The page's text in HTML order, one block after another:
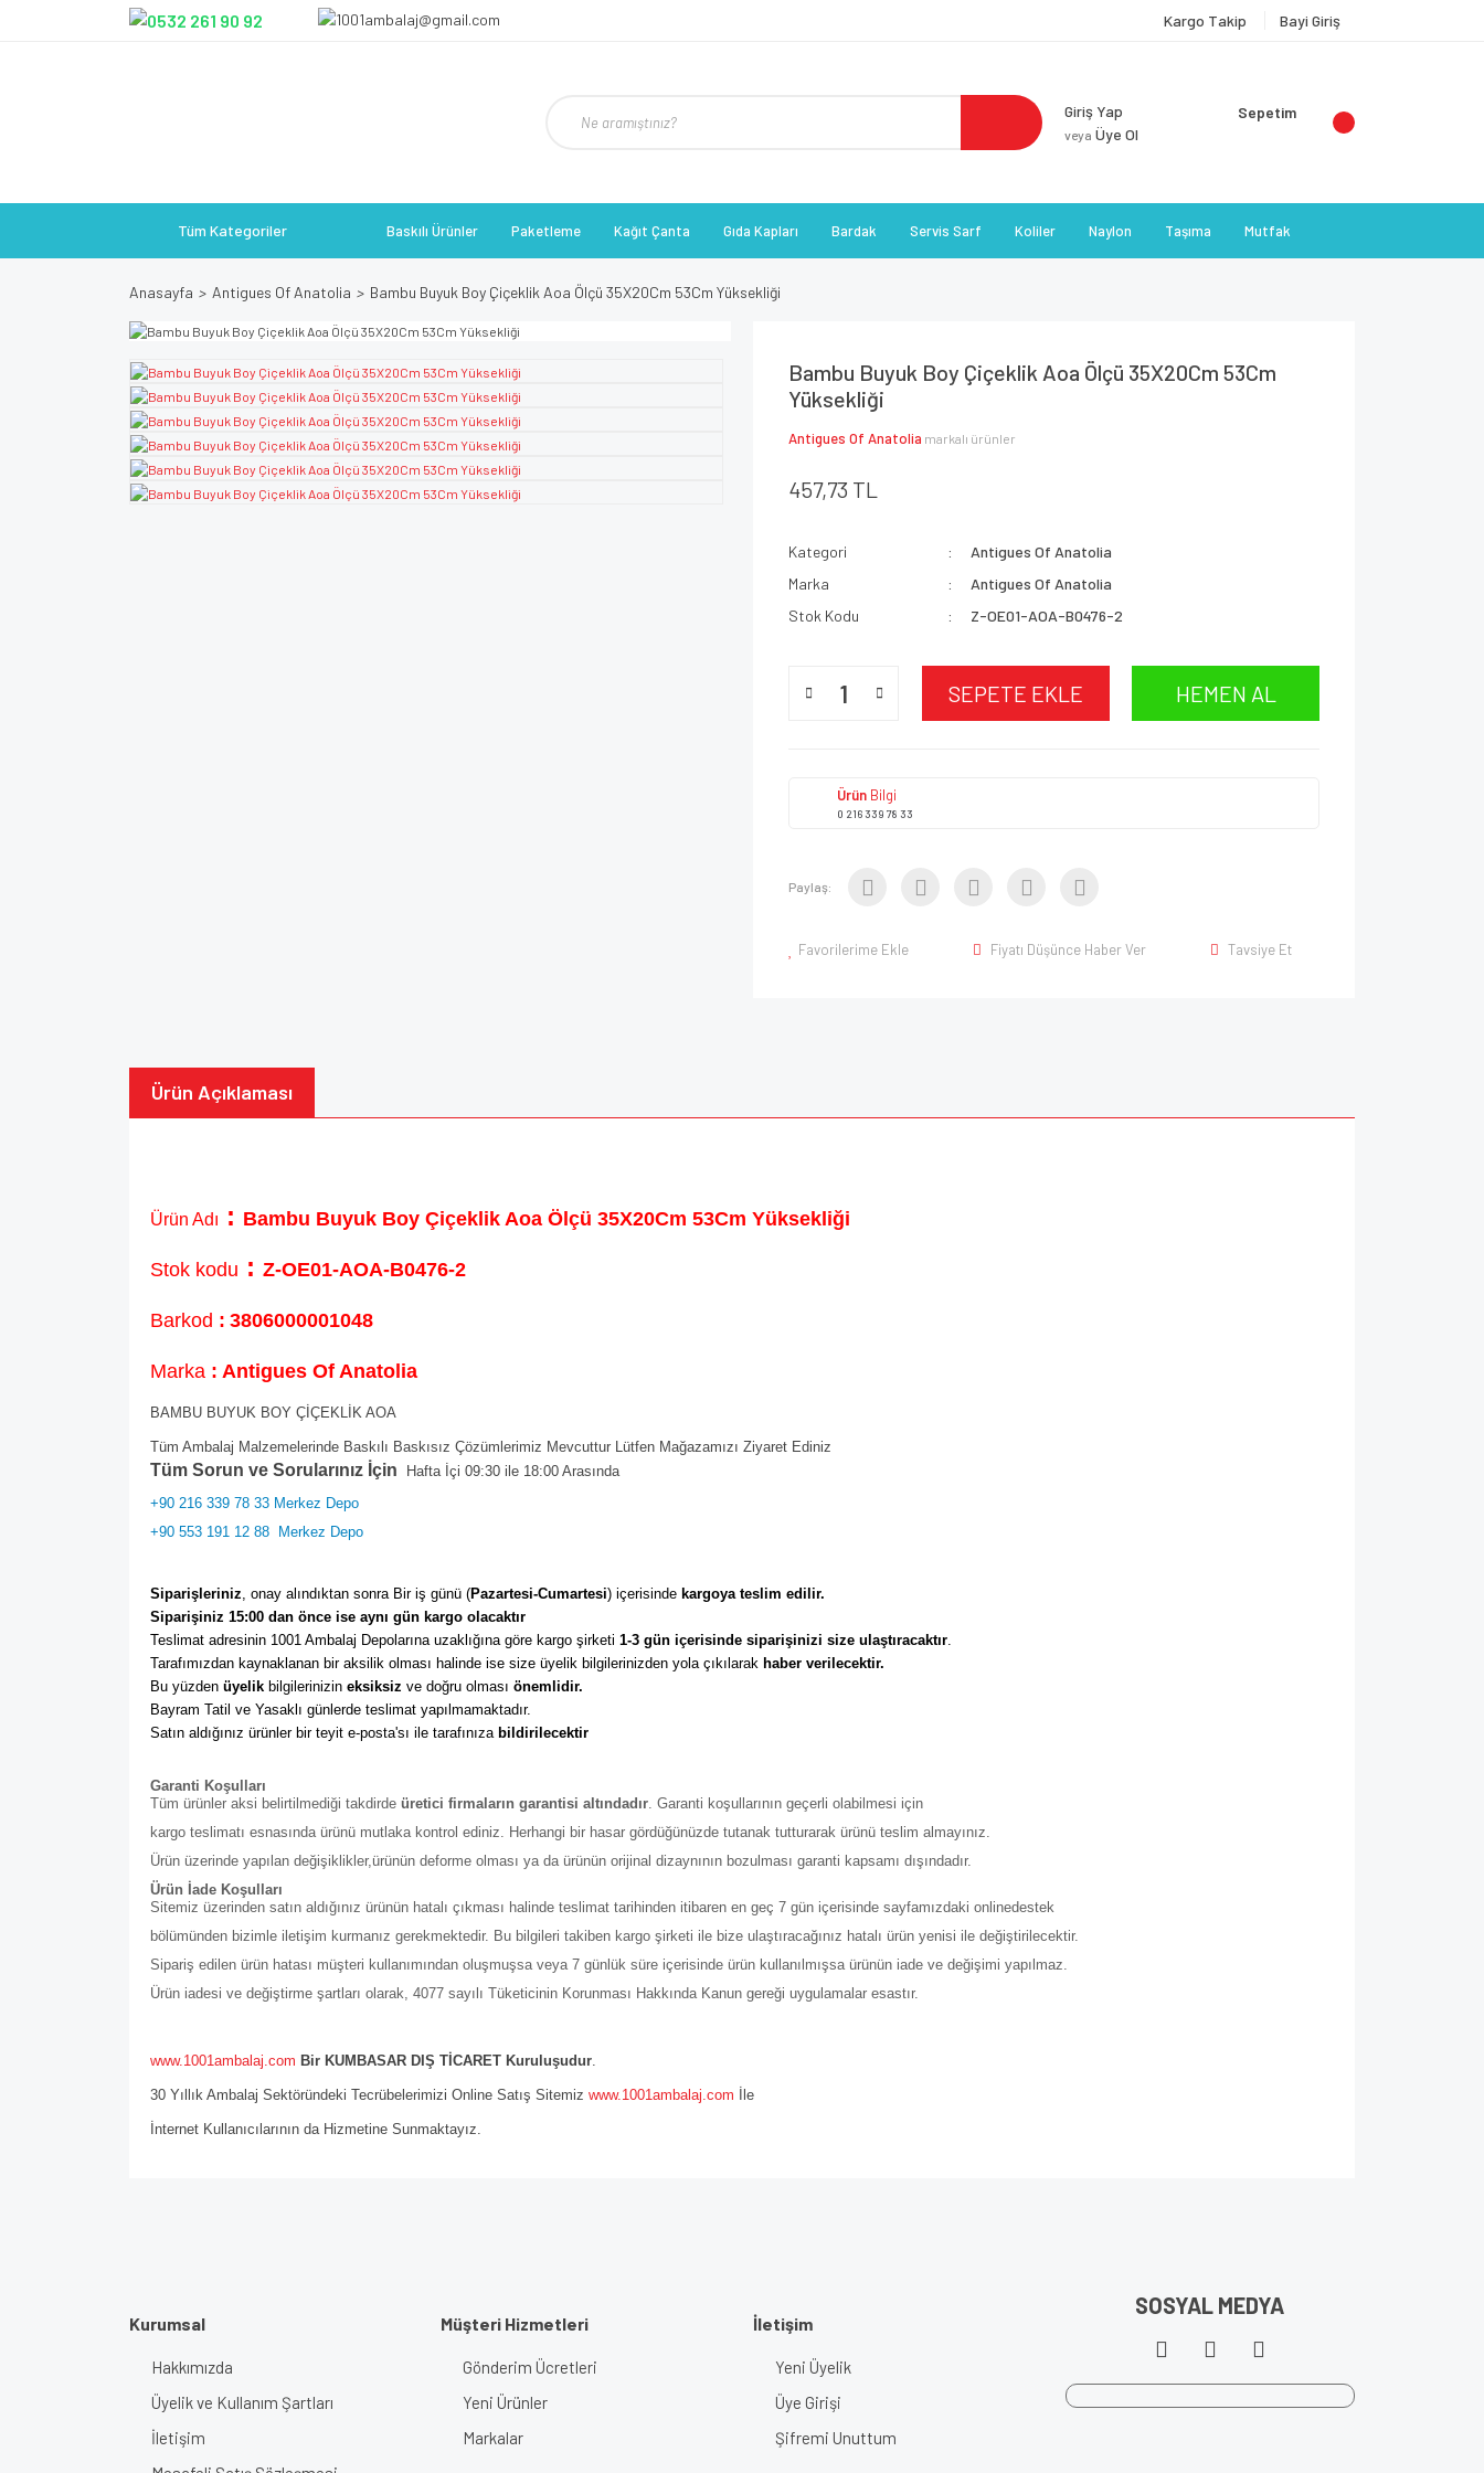
Kargo Takip Bayi Giriş
Giriş Yap
veya Üye Ol
Sepetim
Tüm Kategoriler Baskılı Ürünler Paketleme Kağıt Çanta Gıda Kapları Bardak Servis Sarf Koliler Naylon Taşıma Mutfak
Anasayfa Antigues Of Anatolia Bambu Buyuk Boy Çiçeklik Aoa Ölçü 35X20Cm 53Cm Yüksekliği
Bambu Buyuk Boy Çiçeklik Aoa Ölçü 35X20Cm 53Cm
Yüksekliği
Antigues Of Anatolia markalı ürünler
457,73 TL
Kategori
Antigues Of Anatolia
Marka
Antigues Of Anatolia
Stok Kodu
Z-OE01-AOA-B0476-2
SEPETE EKLE HEMEN AL
Ürün Bilgi
0 216 339 78 33
Paylaş:
Favorilerime Ekle Fiyatı Düşünce Haber Ver Tavsiye Et
Ürün Açıklaması
Ürün Adı : Bambu Buyuk Boy Çiçeklik Aoa Ölçü 35X20Cm 53Cm Yüksekliği
Stok kodu : Z-OE01-AOA-B0476-2
Barkod : 3806000001048
Marka : Antigues Of Anatolia
BAMBU BUYUK BOY ÇİÇEKLİK AOA
Tüm Ambalaj Malzemelerinde Baskılı Baskısız Çözümlerimiz Mevcuttur Lütfen Mağazamızı Ziyaret Ediniz
Tüm Sorun ve Sorularınız İçin Hafta İçi 09:30 ile 18:00 Arasında
+90 216 339 78 33 Merkez Depo
+90 553 191 12 88 Merkez Depo
Siparişleriniz, onay alındıktan sonra Bir iş günü (Pazartesi-Cumartesi) içerisinde kargoya teslim edilir.
Siparişiniz 15:00 dan önce ise aynı gün kargo olacaktır
Teslimat adresinin 1001 Ambalaj Depolarına uzaklığına göre kargo şirketi 1-3 gün içerisinde siparişinizi size ulaştıracaktır.
Tarafımızdan kaynaklanan bir aksilik olması halinde ise size üyelik bilgilerinizden yola çıkılarak haber verilecektir.
Bu yüzden üyelik bilgilerinizin eksiksiz ve doğru olması önemlidir.
Bayram Tatil ve Yasaklı günlerde teslimat yapılmamaktadır.
Satın aldığınız ürünler bir teyit e-posta'sı ile tarafınıza bildirilecektir
Garanti Koşulları
Tüm ürünler aksi belirtilmediği takdirde üretici firmaların garantisi altındadır. Garanti koşullarının geçerli olabilmesi için
kargo teslimatı esnasında ürünü mutlaka kontrol ediniz. Herhangi bir hasar gördüğünüzde tutanak tutturarak ürünü teslim almayınız.
Ürün üzerinde yapılan değişiklikler,ürünün deforme olması ya da ürünün orijinal dizaynının bozulması garanti kapsamı dışındadır.
Ürün İade Koşulları
Sitemiz üzerinden satın aldığınız ürünün hatalı çıkması halinde teslimat tarihinden itibaren en geç 7 gün içerisinde sayfamızdaki onlinedestek
bölümünden bizimle iletişim kurmanız gerekmektedir. Bu bilgileri takiben kargo şirketi ile bize ulaştıracağınız hatalı ürün yenisi ile değiştirilecektir.
Sipariş edilen ürün hatası müşteri kullanımından oluşmuşsa veya 7 günlük süre içerisinde ürün kullanılmışsa ürünün iade ve değişimi yapılmaz.
Ürün iadesi ve değiştirme şartları olarak, 4077 sayılı Tüketicinin Korunması Hakkında Kanun gereği uygulamalar esastır.
www.1001ambalaj.com Bir KUMBASAR DIŞ TİCARET Kuruluşudur.
30 Yıllık Ambalaj Sektöründeki Tecrübelerimizi Online Satış Sitemiz www.1001ambalaj.com İle
İnternet Kullanıcılarının da Hizmetine Sunmaktayız.
Kurumsal
Hakkımızda
Üyelik ve Kullanım Şartları
İletişim
Müşteri Hizmetleri
Gönderim Ücretleri
Yeni Ürünler
Markalar
İletişim
Yeni Üyelik
Üye Girişi
Şifremi Unuttum
SOSYAL MEDYA